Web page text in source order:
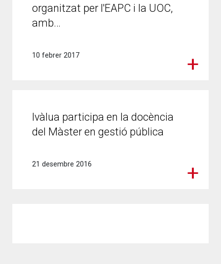
organitzat per l'EAPC i la UOC,
amb…
10 febrer 2017
Ivàlua participa en la docència
del Màster en gestió pública
21 desembre 2016